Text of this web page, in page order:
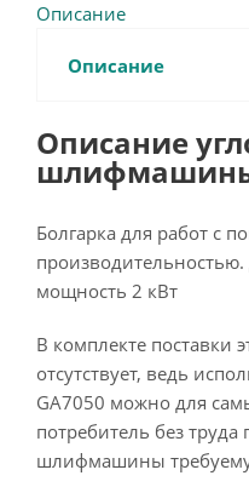
Описание
Описание
Описание
шлифмашины
Болгарка для работ с
мощность 2 кВт
В комплекте поставки
отсутствует, ведь
GA7050 можно для
потребитель без
шлифмашины